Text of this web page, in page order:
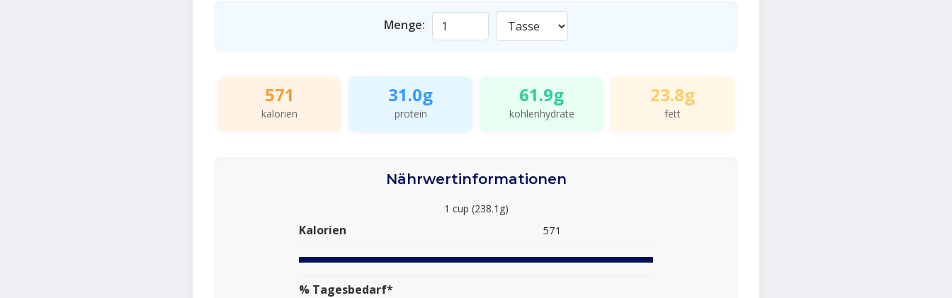
Menge:
571
kalorien
31.0g
protein
61.9g
kohlenhydrate
23.8g
fett
Nährwertinformationen
1 cup (238.1g)
Kalorien 571
% Tagesbedarf*